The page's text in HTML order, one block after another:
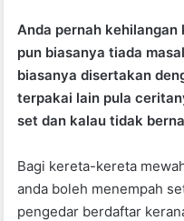
c
e
b
o
o
k
at
s
A
p
p
itt
er
Anda pernah
pun biasanya tiada
biasanya disertakan
terpakai lain pula
set dan kalau tidak
Bagi kereta-kereta
anda boleh menempah
pengedar berdaftar